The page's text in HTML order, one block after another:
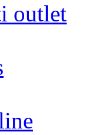
outlet